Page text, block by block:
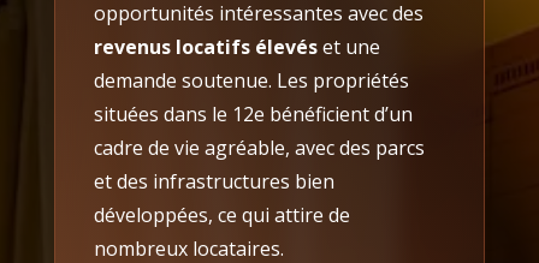
opportunités intéressantes avec des
revenus locatifs élevéset une
demande soutenue. Les propriétés
situées dans le 12e bénéficient d’un
cadre de vie agréable, avec des parcs
et des infrastructures bien
développées, ce qui attire de
nombreux locataires.